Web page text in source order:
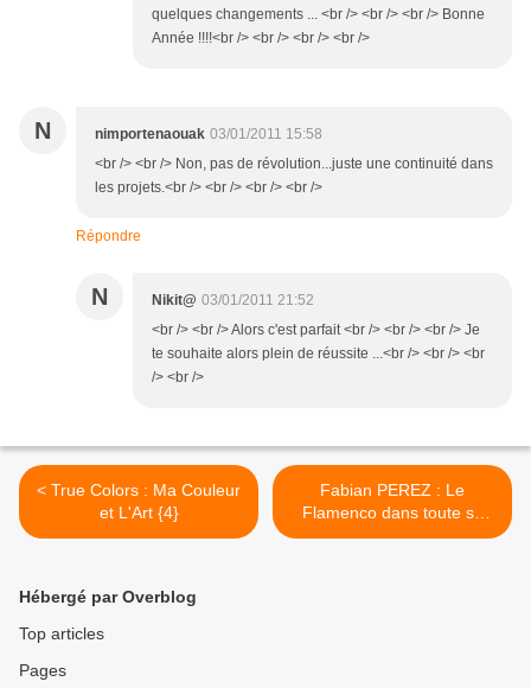
quelques changements ... <br /> <br /> <br /> Bonne
Année !!!!<br /> <br /> <br /> <br />
N nimportenaouak 03/01/2011 15:58
<br /> <br /> Non, pas de révolution...juste une continuité dans
les projets.<br /> <br /> <br /> <br />
Répondre
N Nikit@ 03/01/2011 21:52
<br /> <br /> Alors c'est parfait <br /> <br /> <br /> Je
te souhaite alors plein de réussite ...<br /> <br /> <br
/> <br />
< True Colors : Ma Couleur
et L'Art {4}
Fabian PEREZ : Le
Flamenco dans toute sa
Splendeur ... >
Hébergé par Overblog
Top articles
Pages